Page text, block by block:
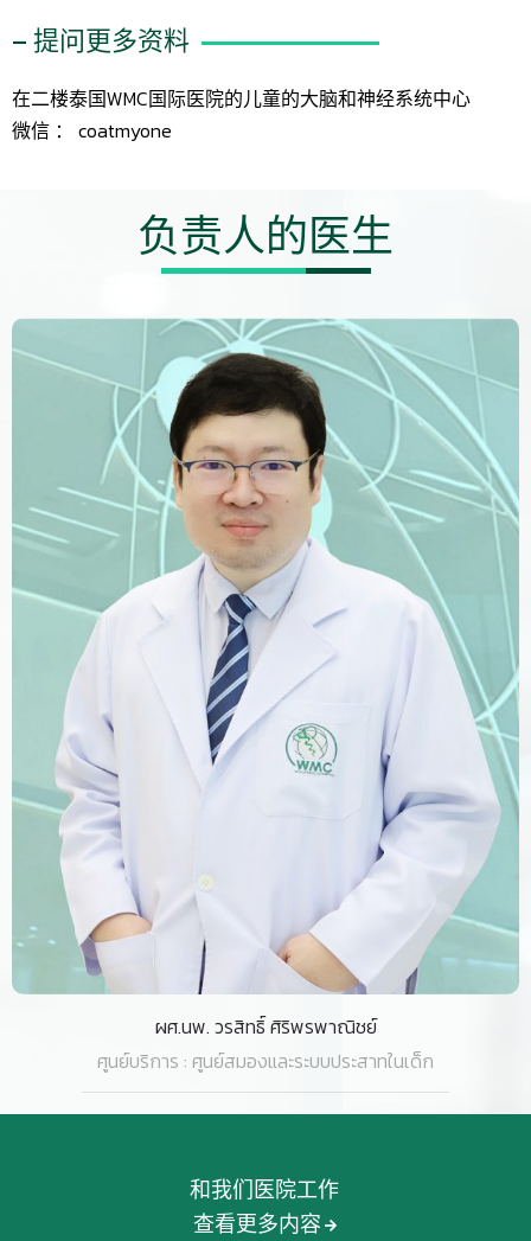
– 提问更多资料
在二楼泰国WMC国际医院的儿童的大脑和神经系统中心
微信 ： coatmyone
负责人的医生
ผศ.นพ. วรสิทธิ์ ศิริพรพาณิชย์
ศูนย์บริการ : ศูนย์สมองและระบบประสาทในเด็ก
和我们医院工作
查看更多内容